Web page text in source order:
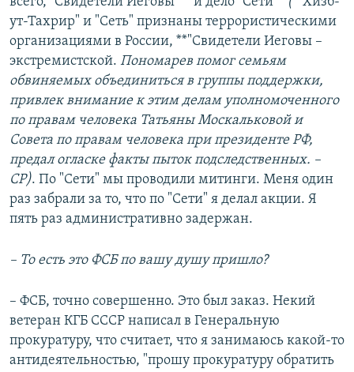
ут-Тахрир" и "Сеть" признаны террористическими
организациями в России, **"Свидетели Иеговы –
экстремистской. Пономарев помог семьям
обвиняемых объединиться в группы поддержки,
привлек внимание к этим делам уполномоченного
по правам человека Татьяны Москальковой и
Совета по правам человека при президенте РФ,
предал огласке факты пыток подследственных. –
СР). По "Сети" мы проводили митинги. Меня один
раз забрали за то, что по "Сети" я делал акции. Я
пять раз административно задержан.
– То есть это ФСБ по вашу душу пришло?
– ФСБ, точно совершенно. Это был заказ. Некий
ветеран КГБ СССР написал в Генеральную
прокуратуру, что считает, что я занимаюсь какой-то
антидеятельностью, "прошу прокуратуру обратить